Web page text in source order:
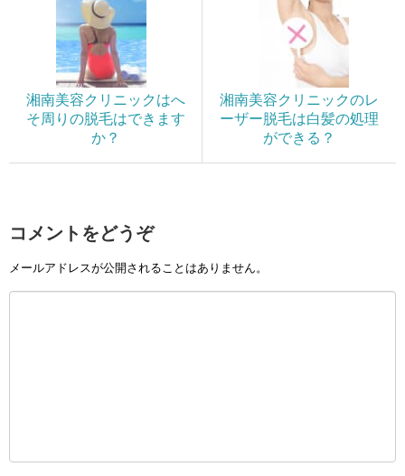
湘南美容クリニックはへ
そ周りの脱毛はできます
か？
湘南美容クリニックのレ
ーザー脱毛は白髪の処理
ができる？
コメントをどうぞ
メールアドレスが公開されることはありません。